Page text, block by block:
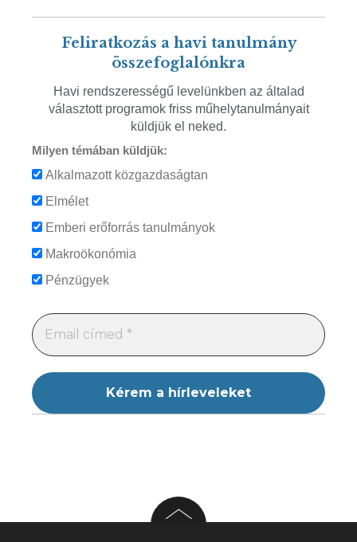
Feliratkozás a havi tanulmány
összefoglalónkra
Havi rendszerességű levelünkben az általad
választott programok friss műhelytanulmányait
küldjük el neked.
Milyen témában küldjük:
Alkalmazott közgazdaságtan
Elmélet
Emberi erőforrás tanulmányok
Makroökonómia
Pénzügyek